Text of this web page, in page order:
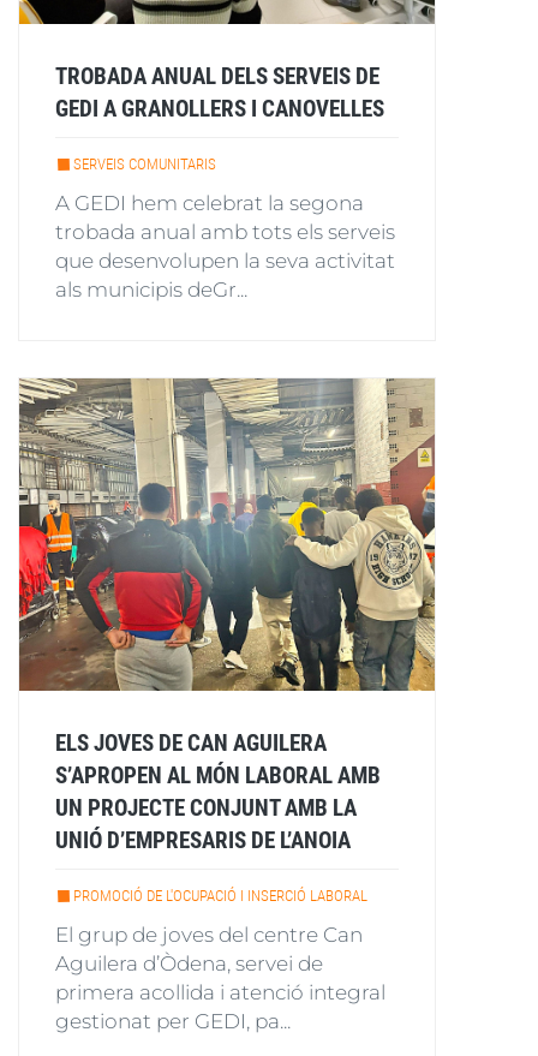
TROBADA ANUAL DELS SERVEIS DE
GEDI A GRANOLLERS I CANOVELLES
SERVEIS COMUNITARIS
A GEDI hem celebrat la segona
trobada anual amb tots els serveis
que desenvolupen la seva activitat
als municipis deGr...
ELS JOVES DE CAN AGUILERA
S’APROPEN AL MÓN LABORAL AMB
UN PROJECTE CONJUNT AMB LA
UNIÓ D’EMPRESARIS DE L’ANOIA
PROMOCIÓ DE L'OCUPACIÓ I INSERCIÓ LABORAL
El grup de joves del centre Can
Aguilera d’Òdena, servei de
primera acollida i atenció integral
gestionat per GEDI, pa...